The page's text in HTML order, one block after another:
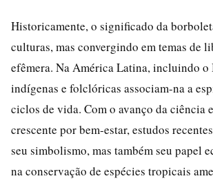
Historicamente, o significado da
culturas, mas convergindo em temas de
efêmera. Na América Latina, incluindo o
indígenas e folclóricas associam-na a
ciclos de vida. Com o avanço da ciência
crescente por bem-estar, estudos
seu simbolismo, mas também seu papel
na conservação de espécies tropicais